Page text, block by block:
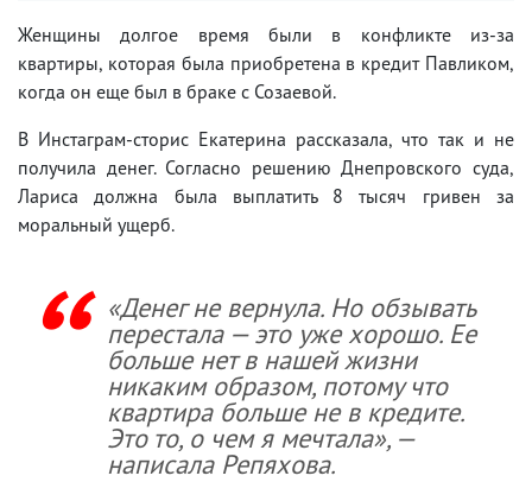
Женщины долгое время были в конфликте из-за
квартиры, которая была приобретена в кредит Павликом,
когда он еще был в браке с Созаевой.
В Инстаграм-сторис Екатерина рассказала, что так и не
получила денег. Согласно решению Днепровского суда,
Лариса должна была выплатить 8 тысяч гривен за
моральный ущерб.
«Денег не вернула. Но обзывать
перестала — это уже хорошо. Ее
больше нет в нашей жизни
никаким образом, потому что
квартира больше не в кредите.
Это то, о чем я мечтала», —
написала Репяхова.